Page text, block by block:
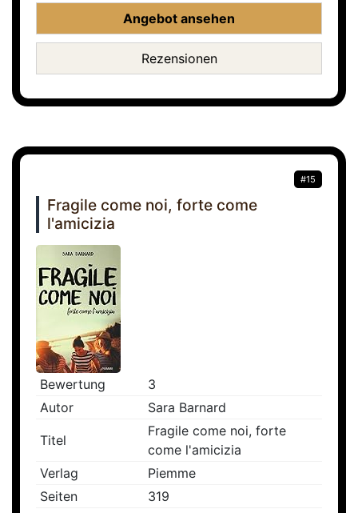
Angebot ansehen
Rezensionen
#15
Fragile come noi, forte come
l'amicizia
Bewertung
3
Autor
Sara Barnard
Titel
Fragile come noi, forte
come l'amicizia
Verlag
Piemme
Seiten
319